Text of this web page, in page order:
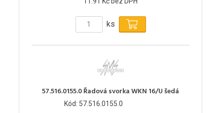
ks
57.516.0155.0 Řadová svorka WKN 16/U šedá
Kód: 57.516.0155.0